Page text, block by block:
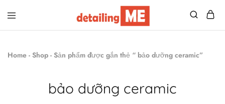
Detailing
Đồ
sóc
Săn
sales
giá
Home - Shop - Sản phẩm được gắn thẻ “ bảo dưỡng ceramic”
bảo dưỡng ceramic